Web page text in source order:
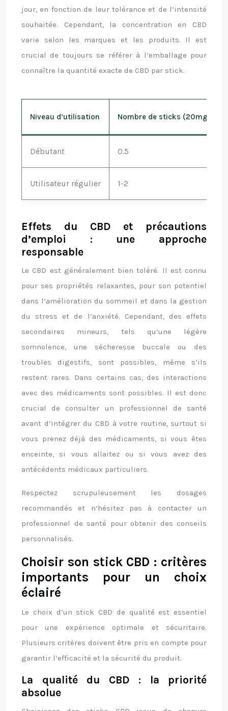
jour, en fonction de leur tolérance et de l’intensité
souhaitée. Cependant, la concentration en CBD
varie selon les marques et les produits. Il est
crucial de toujours se référer à l’emballage pour
connaître la quantité exacte de CBD par stick.
Niveau d’utilisation Nombre de sticks (20mg/
Débutant 0.5
Utilisateur régulier 1-2
Effets du CBD et précautions
d’emploi : une approche
responsable
Le CBD est généralement bien toléré. Il est connu
pour ses propriétés relaxantes, pour son potentiel
dans l’amélioration du sommeil et dans la gestion
du stress et de l’anxiété. Cependant, des effets
secondaires mineurs, tels qu’une légère
somnolence, une sécheresse buccale ou des
troubles digestifs, sont possibles, même s’ils
restent rares. Dans certains cas, des interactions
avec des médicaments sont possibles. Il est donc
crucial de consulter un professionnel de santé
avant d’intégrer du CBD à votre routine, surtout si
vous prenez déjà des médicaments, si vous êtes
enceinte, si vous allaitez ou si vous avez des
antécédents médicaux particuliers.
Respectez scrupuleusement les dosages
recommandés et n’hésitez pas à contacter un
professionnel de santé pour obtenir des conseils
personnalisés.
Choisir son stick CBD : critères
importants pour un choix
éclairé
Le choix d’un stick CBD de qualité est essentiel
pour une expérience optimale et sécuritaire.
Plusieurs critères doivent être pris en compte pour
garantir l’efficacité et la sécurité du produit.
La qualité du CBD : la priorité
absolue